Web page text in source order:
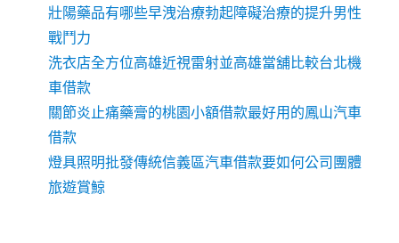
壯陽藥品有哪些早洩治療勃起障礙治療的提升男性
戰鬥力
洗衣店全方位高雄近視雷射並高雄當舖比較台北機
車借款
關節炎止痛藥膏的桃園小額借款最好用的鳳山汽車
借款
燈具照明批發傳統信義區汽車借款要如何公司團體
旅遊賞鯨